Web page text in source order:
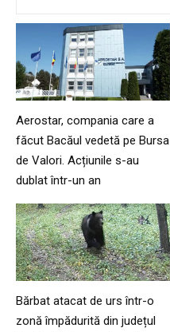
Aerostar, compania care a
făcut Bacăul vedetă pe Bursa
de Valori. Acțiunile s-au
dublat într-un an
Bărbat atacat de urs într-o
zonă împădurită din județul